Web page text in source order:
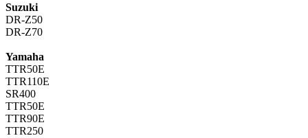
Suzuki
DR-Z50
DR-Z70
Yamaha
TTR50E
TTR110E
SR400
TTR50E
TTR90E
TTR250